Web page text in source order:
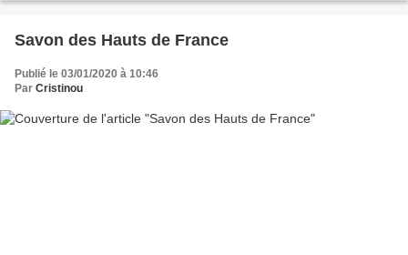
Savon des Hauts de France
Publié le 03/01/2020 à 10:46
Par Cristinou